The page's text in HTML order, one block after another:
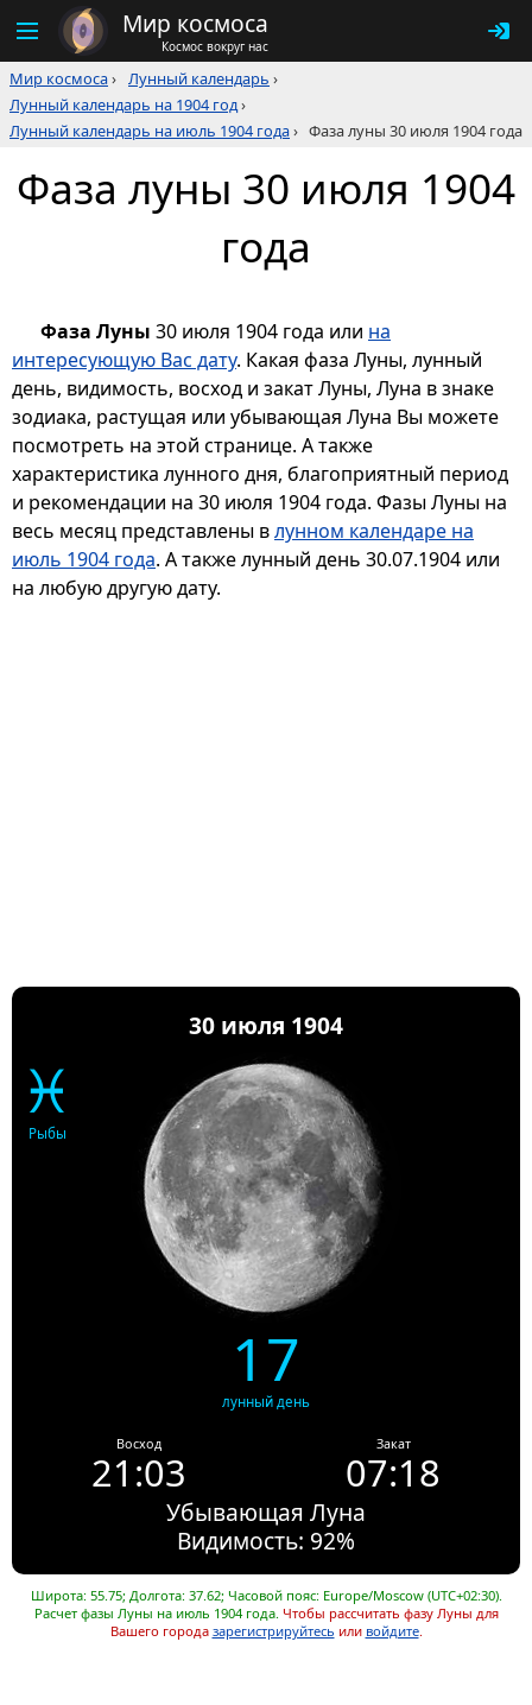
Мир космоса
Космос вокруг нас
Мир космоса› Лунный календарь ›
Лунный календарь на 1904 год›
Лунный календарь на июль 1904 года› Фаза луны 30 июля 1904 года
Фаза луны 30 июля 1904
года
Фаза Луны 30 июля 1904 года или на
интересующую Вас дату. Какая фаза Луны, лунный
день, видимость, восход и закат Луны, Луна в знаке
зодиака, растущая или убывающая Луна Вы можете
посмотреть на этой странице. А также
характеристика лунного дня, благоприятный период
и рекомендации на 30 июля 1904 года. Фазы Луны на
весь месяц представлены влунном календаре на
июль 1904 года. А также лунный день 30.07.1904 или
на любую другую дату.
30 июля 1904
♓
Рыбы
17
лунный день
Восход
21:03
Закат
07:18
Убывающая Луна
Видимость: 92%
Широта: 55.75; Долгота: 37.62; Часовой пояс: Europe/Moscow (UTC+02:30).
Расчет фазы Луны на июль 1904 года. Чтобы рассчитать фазу Луны для
Вашего города зарегистрируйтесь или войдите.